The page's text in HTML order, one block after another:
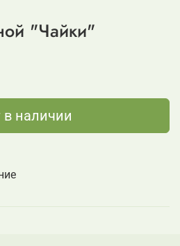
"Чайки"
в наличии